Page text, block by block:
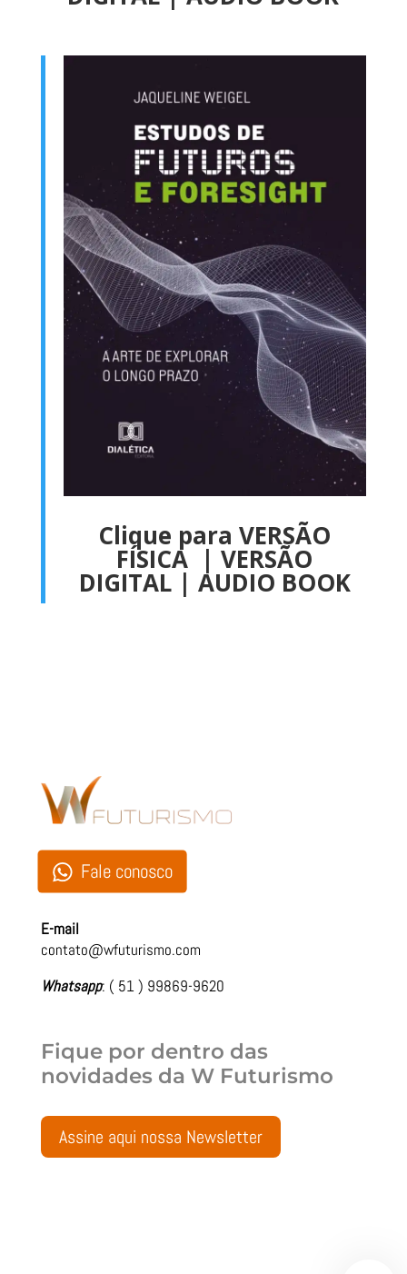
Clique para VERSÃO
FÍSICA |VERSÃO
DIGITAL| AUDIO BOOK
Fale conosco
E-mail
contato@wfuturismo.com
Whatsapp: ( 51 ) 99869-9620
Fique por dentro das
novidades da W Futurismo
Assine aqui nossa Newsletter